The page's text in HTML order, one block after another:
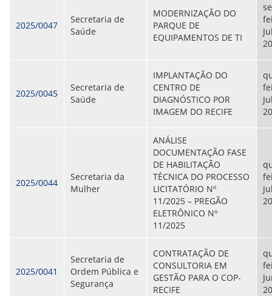
2025/0047
Secretaria de
Saúde
MODERNIZAÇÃO DO
PARQUE DE
EQUIPAMENTOS DE TI
2025/0045
Secretaria de
Saúde
IMPLANTAÇÃO DO
CENTRO DE
DIAGNÓSTICO POR
IMAGEM DO RECIFE
2025/0044
Secretaria da
Mulher
ANÁLISE
DOCUMENTAÇÃO FASE
DE HABILITAÇÃO
TÉCNICA DO PROCESSO
LICITATÓRIO Nº
11/2025 – PREGÃO
ELETRÔNICO Nº
11/2025
2025/0041
Secretaria de
Ordem Pública e
Segurança
CONTRATAÇÃO DE
CONSULTORIA EM
GESTÃO PARA O COP-
RECIFE